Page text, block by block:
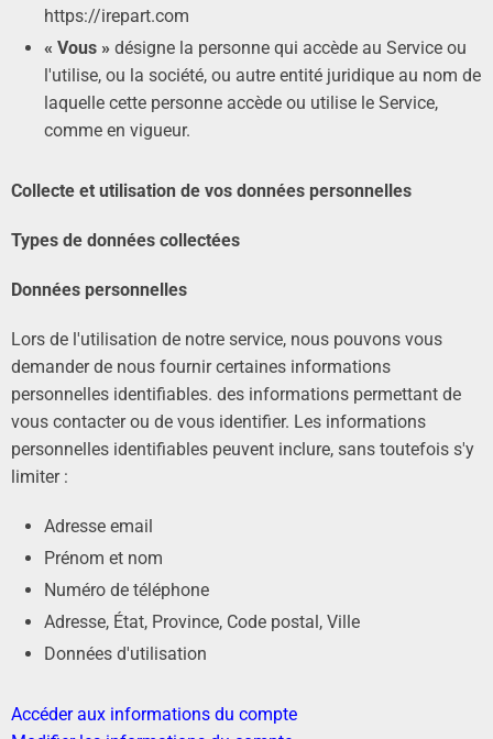
https://irepart.com
« Vous » désigne la personne qui accède au Service ou
l'utilise, ou la société, ou autre entité juridique au nom de
laquelle cette personne accède ou utilise le Service,
comme en vigueur.
Collecte et utilisation de vos données personnelles
Types de données collectées
Données personnelles
Lors de l'utilisation de notre service, nous pouvons vous
demander de nous fournir certaines informations
personnelles identifiables. des informations permettant de
vous contacter ou de vous identifier. Les informations
personnelles identifiables peuvent inclure, sans toutefois s'y
limiter :
Adresse email
Prénom et nom
Numéro de téléphone
Adresse, État, Province, Code postal, Ville
Données d'utilisation
Accéder aux informations du compte